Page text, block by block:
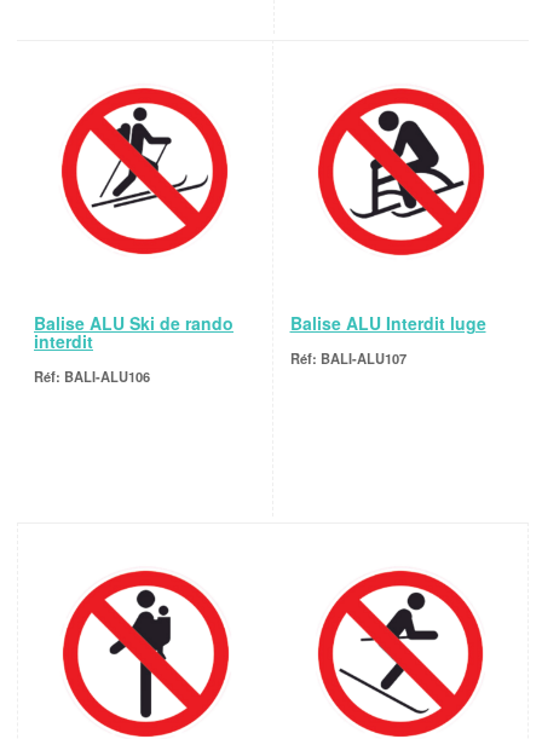
Balise ALU Ski de rando
interdit
BALI-ALU106
Balise ALU Interdit luge
BALI-ALU107